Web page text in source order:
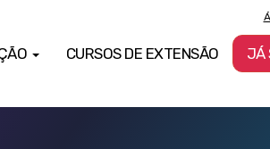
CURSOS DE EXTENSÃO JÁ